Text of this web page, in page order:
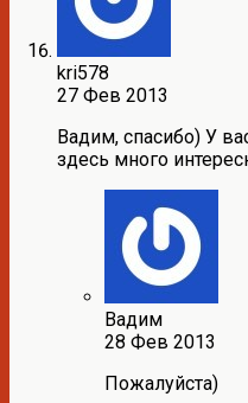
kri578
27 Фев 2013
Вадим, спасибо) У
здесь много
Вадим
28 Фев 2013
Пожалуйста)